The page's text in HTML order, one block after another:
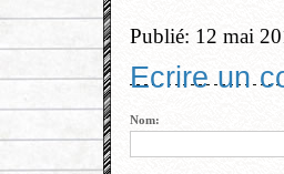
Publié: 12 mai
Ecrire un
Nom: